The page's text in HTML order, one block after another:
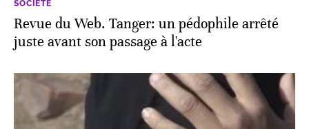
SOCIÉTÉ
Revue du Web. Tanger: un pédophile arrêté
juste avant son passage à l'acte